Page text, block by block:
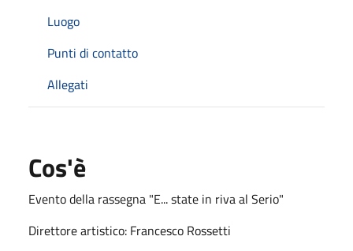
Luogo
Punti di contatto
Allegati
Cos'è
Evento della rassegna "E... state in riva al Serio"
Direttore artistico: Francesco Rossetti